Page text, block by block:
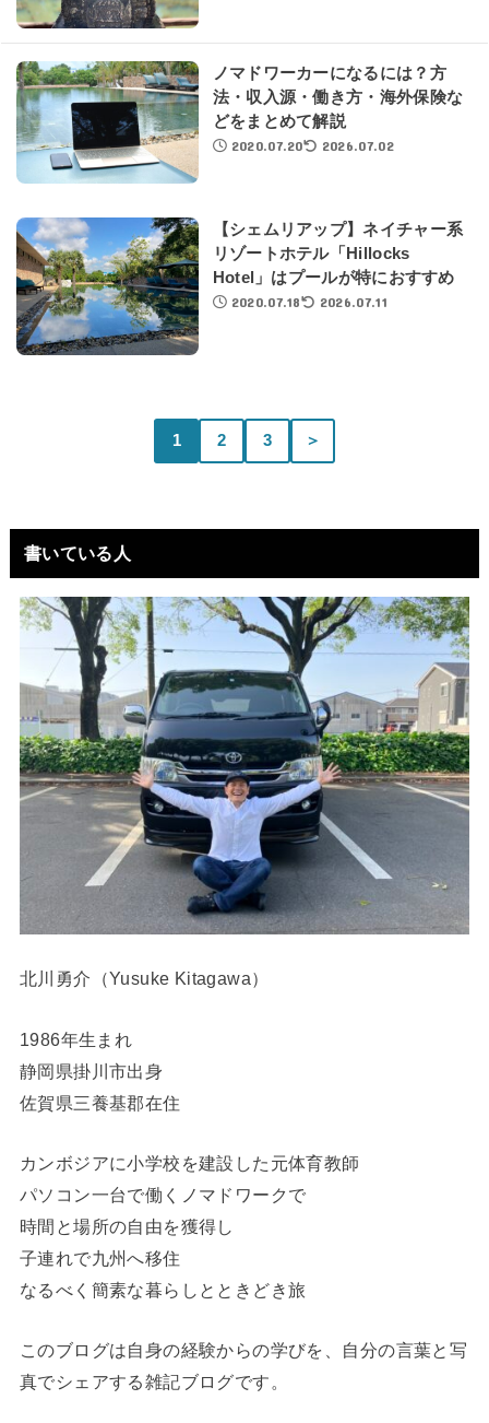
ノマドワーカーになるには？方
法・収入源・働き方・海外保険な
どをまとめて解説
2020.07.20 2026.07.02
【シェムリアップ】ネイチャー系
リゾートホテル「Hillocks
Hotel」はプールが特におすすめ
2020.07.18 2026.07.11
1 2 3 ＞
書いている人
北川勇介（Yusuke Kitagawa）
1986年生まれ
静岡県掛川市出身
佐賀県三養基郡在住
カンボジアに小学校を建設した元体育教師
パソコン一台で働くノマドワークで
時間と場所の自由を獲得し
子連れで九州へ移住
なるべく簡素な暮らしとときどき旅
このブログは自身の経験からの学びを、自分の言葉と写
真でシェアする雑記ブログです。